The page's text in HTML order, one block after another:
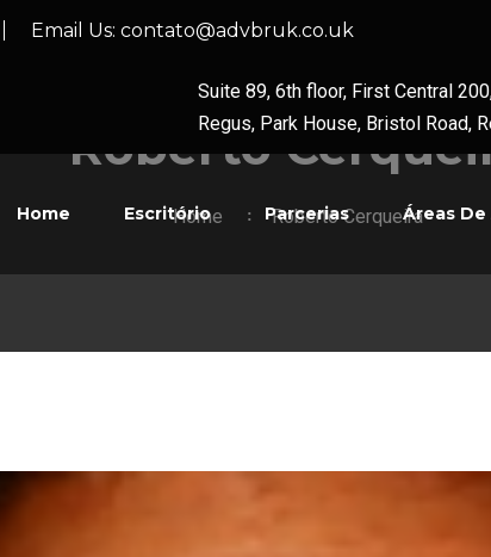
Email Us: contato@advbruk.co.uk
Suite 89, 6th floor, First Central
Regus, Park House, Bristol Road,
Home Escritório Parcerias Áreas
Roberto
Home Roberto Cerqueira